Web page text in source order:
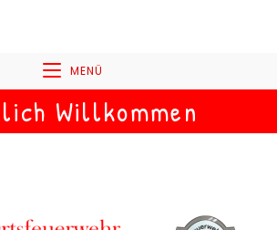
MENÜ
Willkommen